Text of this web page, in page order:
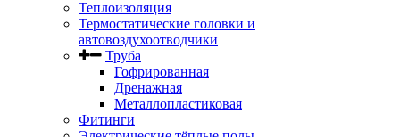
Теплоизоляция
Термостатические головки и
автовоздухоотводчики
Труба
Гофрированная
Дренажная
Металлопластиковая
Фитинги